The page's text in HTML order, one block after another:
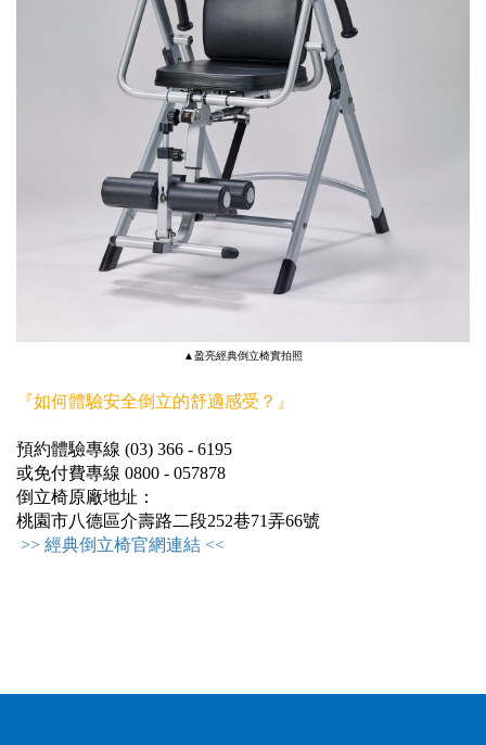
▲盈亮經典倒立椅實拍照
『如何體驗安全倒立的舒適感受？』
預約體驗專線 (03) 366 - 6195
或免付費專線 0800 - 057878
倒立椅原廠地址：
桃園市八德區介壽路二段252巷71弄66號
>> 經典倒立椅官網連結 <<